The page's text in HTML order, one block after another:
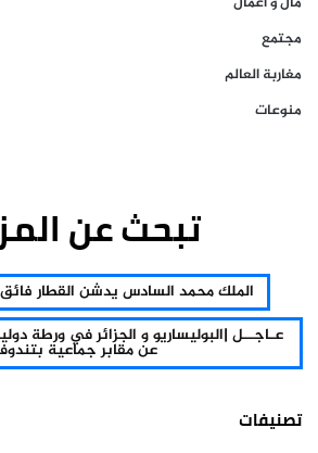
مجتمع
مغاربة العالم
منوعات
تبحث عن
الملك محمد السادس يدشن القطار فائق
عـاجــل |البوليساريو و الجزائر في ورطة
عن مقابر جماعية
تصنيفات